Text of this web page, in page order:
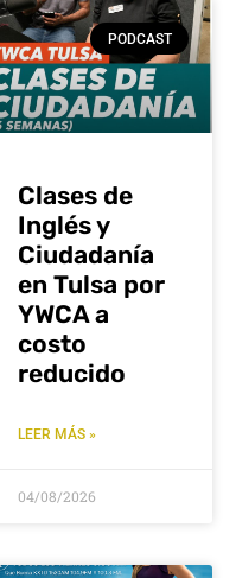
PODCAST
Clases de
Inglés y
Ciudadanía
en Tulsa por
YWCA a
costo
reducido
LEER MÁS »
04/08/2026